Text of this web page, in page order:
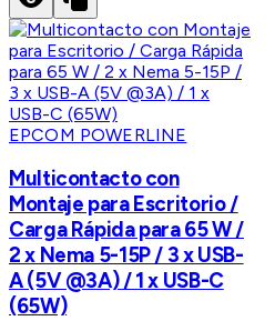
EPCOM POWERLINE
Multicontacto con
Montaje para Escritorio /
Carga Rápida para 65 W /
2 x Nema 5-15P / 3 x USB-
A (5V @3A) / 1 x USB-C
(65W)